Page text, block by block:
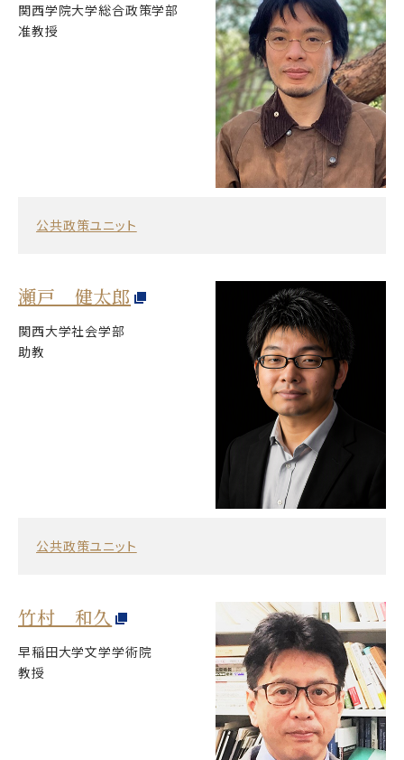
関西学院大学総合政策学部
准教授
公共政策ユニット
瀬戸 健太郎
関西大学社会学部
助教
公共政策ユニット
竹村 和久
早稲田大学文学学術院
教授